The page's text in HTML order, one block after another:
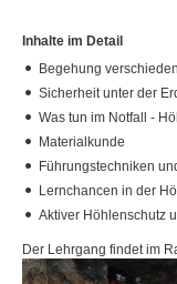
City
eigenen
Inhalte im Detail
Begehung
Sicherheit unter der
Was tun im Notfall -
Materialkunde
Führungstechniken
Lernchancen in der
Aktiver Höhlenschutz
Der Lehrgang findet im